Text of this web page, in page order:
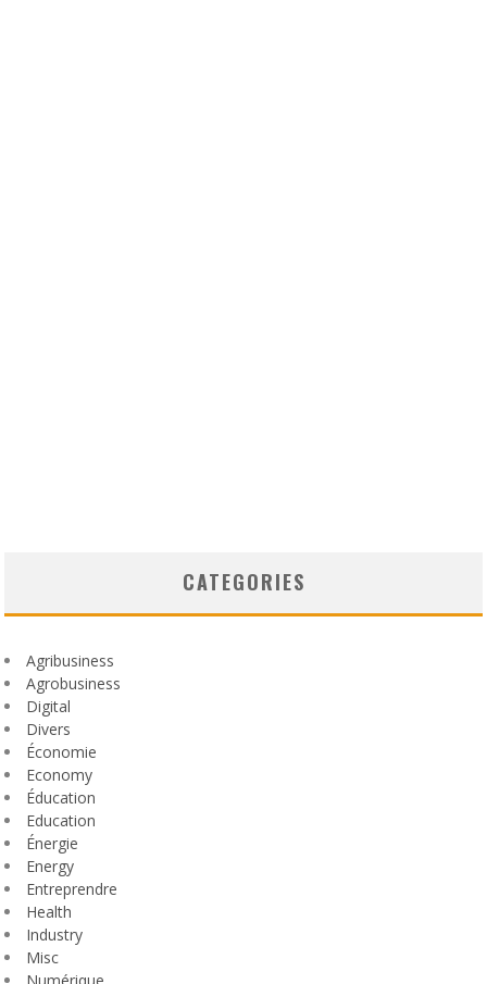
CATEGORIES
Agribusiness
Agrobusiness
Digital
Divers
Économie
Economy
Éducation
Education
Énergie
Energy
Entreprendre
Health
Industry
Misc